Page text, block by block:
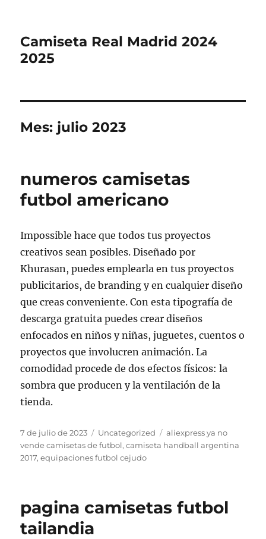
Camiseta Real Madrid 2024
2025
Mes: julio 2023
numeros camisetas
futbol americano
Impossible hace que todos tus proyectos
creativos sean posibles. Diseñado por
Khurasan, puedes emplearla en tus proyectos
publicitarios, de branding y en cualquier diseño
que creas conveniente. Con esta tipografía de
descarga gratuita puedes crear diseños
enfocados en niños y niñas, juguetes, cuentos o
proyectos que involucren animación. La
comodidad procede de dos efectos físicos: la
sombra que producen y la ventilación de la
tienda.
Publicado
el
7 de julio de 2023 Categorías
Uncategorized Etiquetas
aliexpress ya no
vende camisetas de futbol,camiseta handball argentina
2017,equipaciones futbol cejudo
pagina camisetas futbol
tailandia